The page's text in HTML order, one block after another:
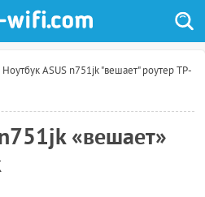
Ноутбук ASUS n751jk "вешает" роутер TP-
«вешает»